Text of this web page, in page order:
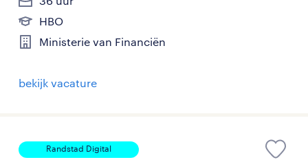
HBO
Ministerie van Financiën
bekijk vacature
Randstad Digital